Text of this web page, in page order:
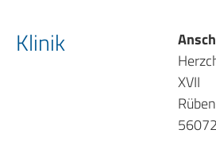
Klinik
XVII